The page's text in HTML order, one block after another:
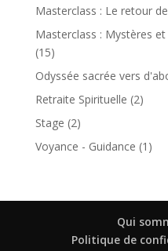
produit
Masterclass : Le retour
Masterclass : Mystères
1515
produits
Odyssée sacrée vers
Retraite Spirituelle 22
Stage 22
produits
Voyance - Guidance 1 1
Qui
Politique de